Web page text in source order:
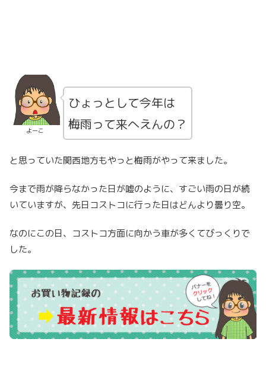
よーこ
ひょっとして今年は
梅雨って来へえんの？
と思っていた関西地方もやっと梅雨がやって来ました。
今まで雨が降らなかった日が嘘のように、すごい雨の日が続
いていますが、先日コストコに行った日はどんより曇り空。
なのにこの日、コストコ方面に向かう車が多くてびっくりで
した。